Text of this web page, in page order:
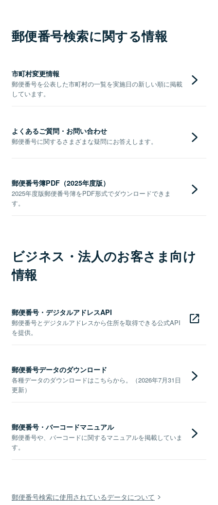
郵便番号検索に関する情報
市町村変更情報
郵便番号を公表した市町村の一覧を実施日の新しい順に掲載
しています。
よくあるご質問・お問い合わせ
郵便番号に関するさまざまな疑問にお答えします。
郵便番号簿PDF（2025年度版）
2025年度版郵便番号簿をPDF形式でダウンロードできま
す。
ビジネス・法人のお客さま向け
情報
郵便番号・デジタルアドレスAPI
郵便番号とデジタルアドレスから住所を取得できる公式API
を提供。
郵便番号データのダウンロード
各種データのダウンロードはこちらから。（2026年7月31日
更新）
郵便番号・バーコードマニュアル
郵便番号や、バーコードに関するマニュアルを掲載していま
す。
郵便番号検索に使用されているデータについて